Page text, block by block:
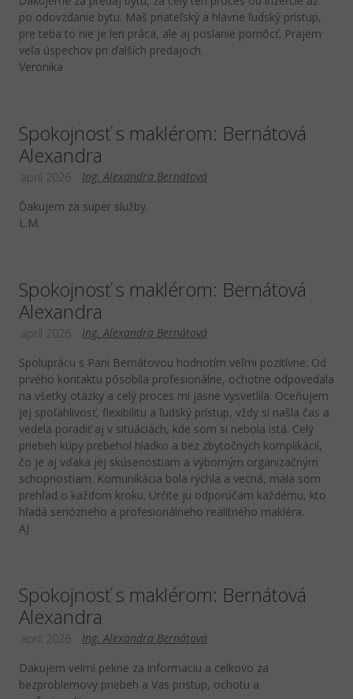
po odovzdanie bytu. Maš priateľský a hlavne ľudský prístup,
pre teba to nie je len práca, ale aj poslanie pomôcť. Prajem
veľa úspechov pri ďalších predajoch.
Veronika
Spokojnosť s maklérom: Bernátová
Alexandra
Ing. Alexandra Bernátová
apríl 2026
Ďakujem za super služby.
L.M.
Spokojnosť s maklérom: Bernátová
Alexandra
Ing. Alexandra Bernátová
apríl 2026
Spoluprácu s Pani Bernátovou hodnotím veľmi pozitívne. Od
prvého kontaktu pôsobila profesionálne, ochotne odpovedala
na všetky otázky a celý proces mi jasne vysvetlila. Oceňujem
jej spoľahlivosť, flexibilitu a ľudský prístup, vždy si našla čas a
vedela poradiť aj v situáciách, kde som si nebola istá. Celý
priebeh kúpy prebehol hladko a bez zbytočných komplikácií,
čo je aj vďaka jej skúsenostiam a výborným organizačným
schopnostiam. Komunikácia bola rýchla a vecná, mala som
prehľad o každom kroku. Určite ju odporúčam každému, kto
hľadá seriózneho a profesionálneho realitného makléra.
AJ
Spokojnosť s maklérom: Bernátová
Alexandra
Ing. Alexandra Bernátová
apríl 2026
Dakujem velmi pekne za informaciu a celkovo za
bezproblemovy priebeh a Vas pristup, ochotu a